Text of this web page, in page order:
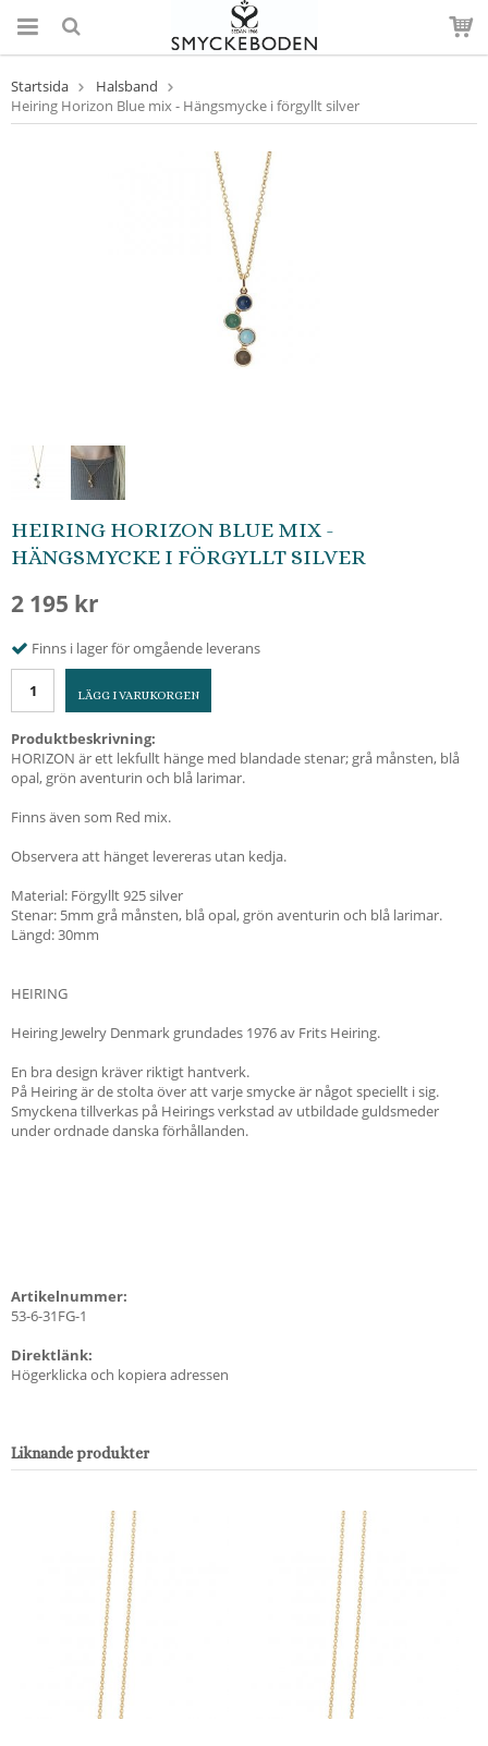
Startsida
Halsband
Heiring Horizon Blue mix - Hängsmycke i förgyllt silver
HEIRING HORIZON BLUE MIX -
HÄNGSMYCKE I FÖRGYLLT SILVER
2 195 kr
Finns i lager för omgående leverans
LÄGG I VARUKORGEN
Produktbeskrivning:
HORIZON är ett lekfullt hänge med blandade stenar; grå månsten, blå
opal, grön aventurin och blå larimar.
Finns även som Red mix.
Observera att hänget levereras utan kedja.
Material: Förgyllt 925 silver
Stenar: 5mm grå månsten, blå opal, grön aventurin och blå larimar.
Längd: 30mm
HEIRING
Heiring Jewelry Denmark grundades 1976 av Frits Heiring.
En bra design kräver riktigt hantverk.
På Heiring är de stolta över att varje smycke är något speciellt i sig.
Smyckena tillverkas på Heirings verkstad av utbildade guldsmeder
under ordnade danska förhållanden.
Artikelnummer:
53-6-31FG-1
Direktlänk:
Högerklicka och kopiera adressen
Liknande produkter